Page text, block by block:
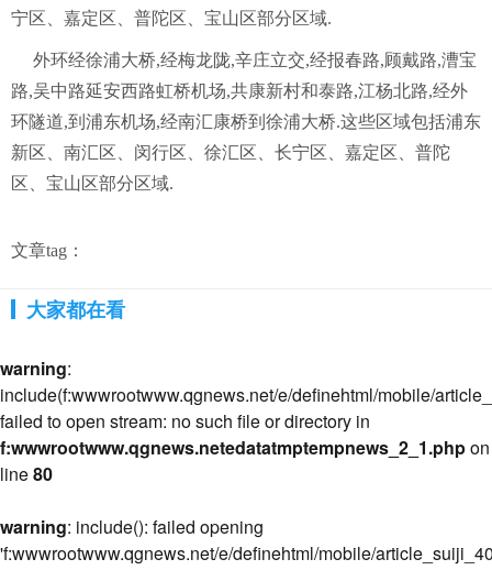
宁区、嘉定区、普陀区、宝山区部分区域.
外环经徐浦大桥,经梅龙陇,辛庄立交,经报春路,顾戴路,漕宝
路,吴中路延安西路虹桥机场,共康新村和泰路,江杨北路,经外
环隧道,到浦东机场,经南汇康桥到徐浦大桥.这些区域包括浦东
新区、南汇区、闵行区、徐汇区、长宁区、嘉定区、普陀
区、宝山区部分区域.
文章tag：
大家都在看
warning:
include(f:wwwrootwww.qgnews.net/e/definehtml/mobile/
failed to open stream: no such file or directory in
f:wwwrootwww.qgnews.netedatatmptempnews_2_1.phpon
line80
warning: include(): failed opening
'f:wwwrootwww.qgnews.net/e/definehtml/mobile/